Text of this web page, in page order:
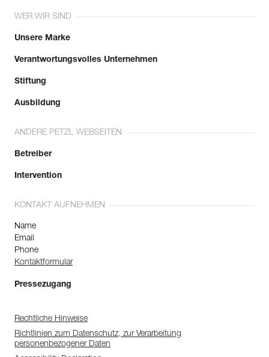
WER WIR SIND
Unsere Marke
Verantwortungsvolles Unternehmen
Stiftung
Ausbildung
ANDERE PETZL WEBSEITEN
Betreiber
Intervention
KONTAKT AUFNEHMEN
Name
Email
Phone
Kontaktformular
Pressezugang
Rechtliche Hinweise
Richtlinien zum Datenschutz, zur Verarbeitung
personenbezogener Daten